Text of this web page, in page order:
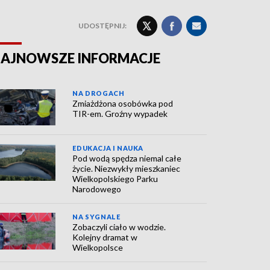
UDOSTĘPNIJ:
INFORMACJE
NA DROGACH
Zmiażdżona osobówka pod
TIR-em. Groźny wypadek
EDUKACJA I NAUKA
Pod wodą spędza niemal całe
życie. Niezwykły mieszkaniec
Wielkopolskiego Parku
Narodowego
NA SYGNALE
Zobaczyli ciało w wodzie.
Kolejny dramat w
Wielkopolsce